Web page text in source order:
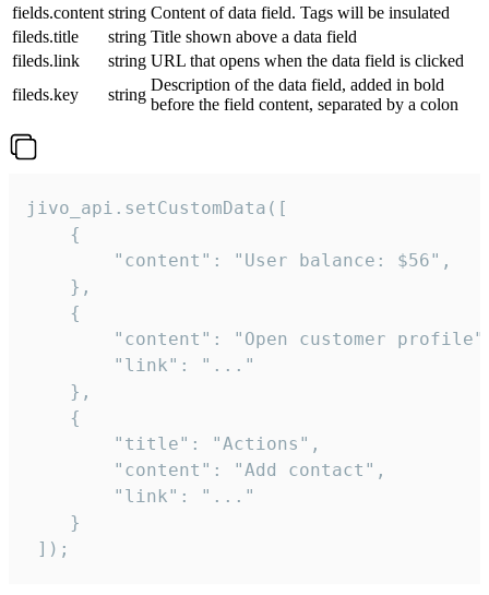
fields.content string Content of data field. Tags will be insulated
fileds.title
string Title shown above a data field
fileds.link
string URL that opens when the data field is clicked
fileds.key
string
Description of the data field, added in bold
before the field content, separated by a colon
jivo_api.setCustomData([
    {
        "content": "User balance: $56",
    },
    {
"content": "Open customer
        "link": "..."
    },
    {
        "title": "Actions",
        "content": "Add contact",
        "link": "..."
    }
]);